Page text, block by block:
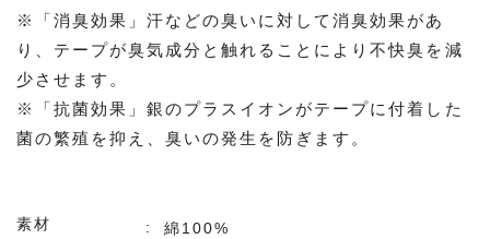
※「消臭効果」汗などの臭いに対して消臭効果があ
り、テープが臭気成分と触れることにより不快臭を減
少させます。
※「抗菌効果」銀のプラスイオンがテープに付着した
菌の繁殖を抑え、臭いの発生を防ぎます。
素材 綿100%